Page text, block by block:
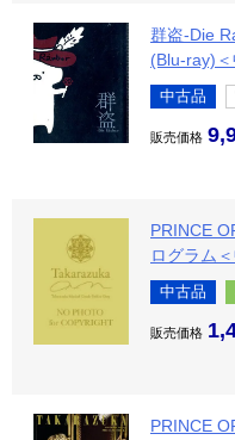
群盗-Die
(Blu-ray)＜
中古品
販売価格
PRINCE
ログラム
中古品
販売価格
PRINCE